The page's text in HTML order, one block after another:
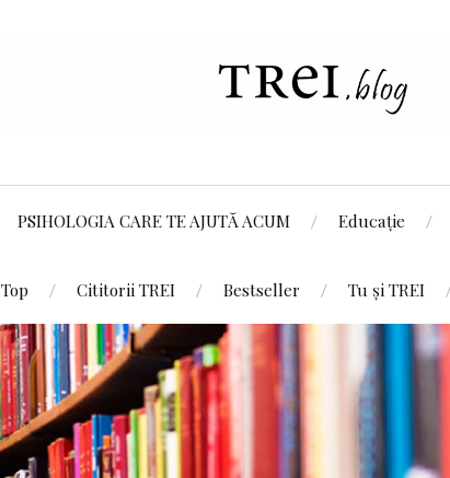
PSIHOLOGIA CARE TE AJUTĂ ACUM Educație
Top Cititorii TREI Bestseller Tu și TREI